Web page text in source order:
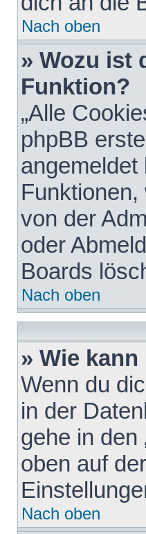
Nach oben
» Wozu ist
Funktion?
„Alle
phpBB
angemeldet
Funktionen,
von der
oder
Boards
Nach oben
» Wie
Wenn du
in der
gehe in den
oben auf
Nach oben